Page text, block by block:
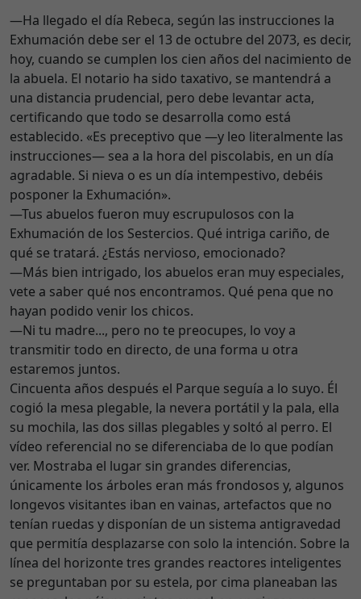
—Ha llegado el día Rebeca, según las instrucciones la
Exhumación debe ser el 13 de octubre del 2073, es decir,
hoy, cuando se cumplen los cien años del nacimiento de
la abuela. El notario ha sido taxativo, se mantendrá a
una distancia prudencial, pero debe levantar acta,
certificando que todo se desarrolla como está
establecido. «Es preceptivo que —y leo literalmente las
instrucciones— sea a la hora del piscolabis, en un día
agradable. Si nieva o es un día intempestivo, debéis
posponer la Exhumación».
—Tus abuelos fueron muy escrupulosos con la
Exhumación de los Sestercios. Qué intriga cariño, de
qué se tratará. ¿Estás nervioso, emocionado?
—Más bien intrigado, los abuelos eran muy especiales,
vete a saber qué nos encontramos. Qué pena que no
hayan podido venir los chicos.
—Ni tu madre..., pero no te preocupes, lo voy a
transmitir todo en directo, de una forma u otra
estaremos juntos.
Cincuenta años después el Parque seguía a lo suyo. Él
cogió la mesa plegable, la nevera portátil y la pala, ella
su mochila, las dos sillas plegables y soltó al perro. El
vídeo referencial no se diferenciaba de lo que podían
ver. Mostraba el lugar sin grandes diferencias,
únicamente los árboles eran más frondosos y, algunos
longevos visitantes iban en vainas, artefactos que no
tenían ruedas y disponían de un sistema antigravedad
que permitía desplazarse con solo la intención. Sobre la
línea del horizonte tres grandes reactores inteligentes
se preguntaban por su estela, por cima planeaban las